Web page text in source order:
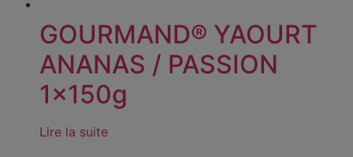
GOURMAND® YAOURT
ANANAS / PASSION
1x150g
Lire la suite